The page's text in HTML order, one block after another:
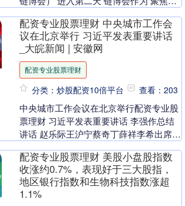
链，....
配资专业股票理财 中央城市工作会
议在北京举行 习近平发表重要讲话
_大皖新闻 | 安徽网
配资专业股票理财
分类：炒股配资10倍平台 查看：203
中央城市工作会议在北京举行配资专业股
票理财 习近平发表重要讲话 李强作总结
讲话 赵乐际王沪宁蔡奇丁薛祥李希出席会
京举行....
配资专业股票理财 美股小盘股指数
收涨约0.7%，表现好于三大股指，
地区银行指数和生物科技指数涨超
1.1%